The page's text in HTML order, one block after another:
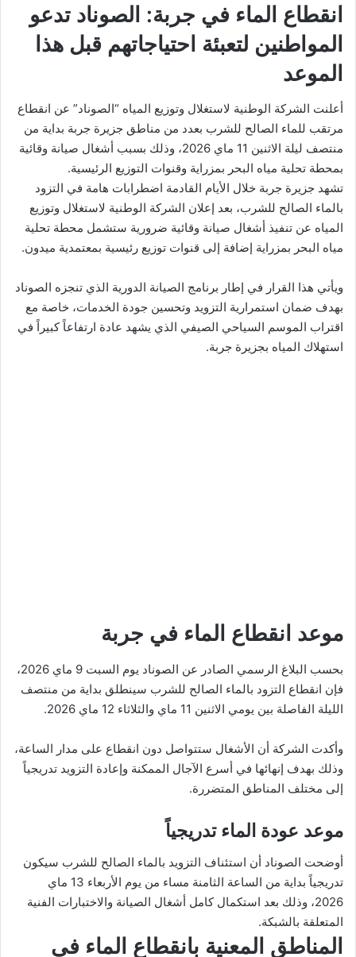
انقطاع الماء في جربة: الصوناد تدعو
المواطنين لتعبئة احتياجاتهم قبل هذا
الموعد
أعلنت الشركة الوطنية لاستغلال وتوزيع المياه “الصوناد” عن انقطاع
مرتقب للماء الصالح للشرب بعدد من مناطق جزيرة جربة بداية من
منتصف ليلة الاثنين 11 ماي 2026، وذلك بسبب أشغال صيانة وقائية
بمحطة تحلية مياه البحر بمزراية وقنوات التوزيع الرئيسية.
تشهد جزيرة جربة خلال الأيام القادمة اضطرابات هامة في التزود
بالماء الصالح للشرب، بعد إعلان الشركة الوطنية لاستغلال وتوزيع
المياه عن تنفيذ أشغال صيانة وقائية ضرورية ستشمل محطة تحلية
مياه البحر بمزراية إضافة إلى قنوات توزيع رئيسية بمعتمدية ميدون.
ويأتي هذا القرار في إطار برنامج الصيانة الدورية الذي تنجزه الصوناد
بهدف ضمان استمرارية التزويد وتحسين جودة الخدمات، خاصة مع
اقتراب الموسم السياحي الصيفي الذي يشهد عادة ارتفاعاً كبيراً في
استهلاك المياه بجزيرة جربة.
موعد انقطاع الماء في جربة
بحسب البلاغ الرسمي الصادر عن الصوناد يوم السبت 9 ماي 2026،
فإن انقطاع التزود بالماء الصالح للشرب سينطلق بداية من منتصف
الليلة الفاصلة بين يومي الاثنين 11 ماي والثلاثاء 12 ماي 2026.
وأكدت الشركة أن الأشغال ستتواصل دون انقطاع على مدار الساعة،
وذلك بهدف إنهائها في أسرع الآجال الممكنة وإعادة التزويد تدريجياً
إلى مختلف المناطق المتضررة.
موعد عودة الماء تدريجياً
أوضحت الصوناد أن استئناف التزويد بالماء الصالح للشرب سيكون
تدريجياً بداية من الساعة الثامنة مساء من يوم الأربعاء 13 ماي
2026، وذلك بعد استكمال كامل أشغال الصيانة والاختبارات الفنية
المتعلقة بالشبكة.
المناطق المعنية بانقطاع الماء في